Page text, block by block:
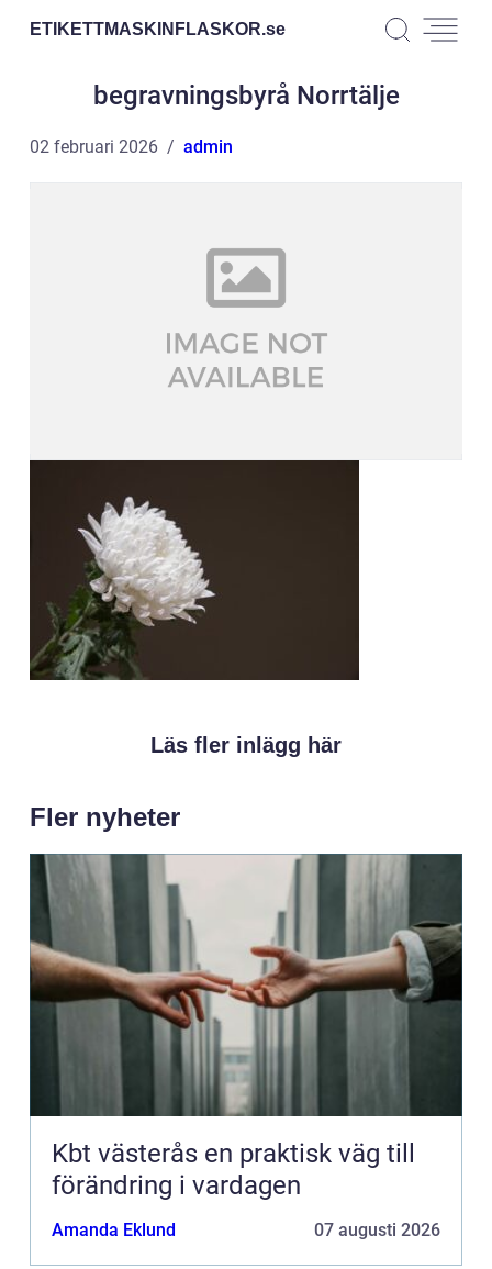
ETIKETTMASKINFLASKOR.se
begravningsbyrå Norrtälje
02 februari 2026 admin
Läs fler inlägg här
Fler nyheter
Kbt västerås en praktisk väg till
förändring i vardagen
Amanda Eklund 07 augusti 2026